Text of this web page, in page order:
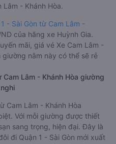
Lâm - Khánh Hòa.
- Sài Gòn từ Cam Lâm -
của hãng xe Huỳnh Gia.
mãi, giá vé Xe Cam Lâm -
giường nằm này có thể sẽ rẻ
Cam Lâm - Khánh Hòa giường
Cam Lâm - Khánh Hòa
Với mỗi giường được thiết
sang trọng, hiện đại. Đây là
đi Quận 1 - Sài Gòn mới xuất